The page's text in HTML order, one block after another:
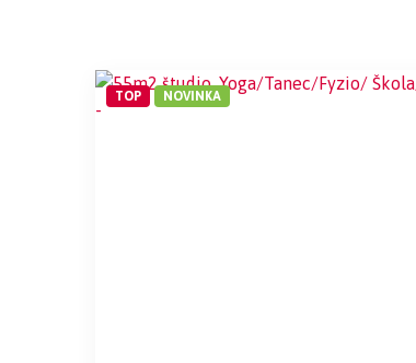
TOP NOVINKA